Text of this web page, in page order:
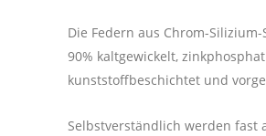
Die Federn aus Chrom-
90% kaltgewickelt,
kunststoffbeschichtet und
Selbstverständlich werden fast